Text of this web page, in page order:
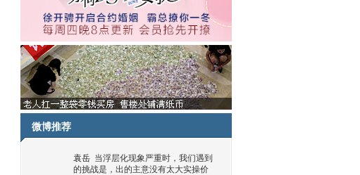
微博推荐
袁岳 当浮层化现象严重时，我们遇到
的挑战是，出的主意没有太大实操价